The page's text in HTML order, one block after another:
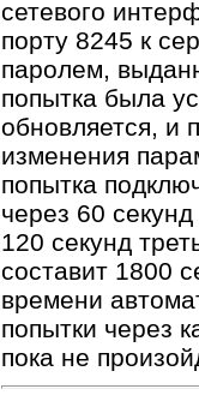
сетевого
порту 8245 к
паролем,
попытка была
обновляется, и
изменения
попытка
через 60
120 секунд
составит 1800
времени
попытки через
пока не